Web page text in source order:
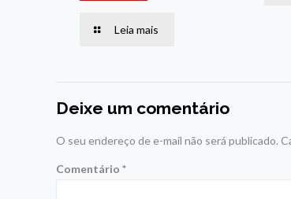
Leia mais
Deixe um comentário
O seu endereço de e-mail não será publicado.
Comentário*